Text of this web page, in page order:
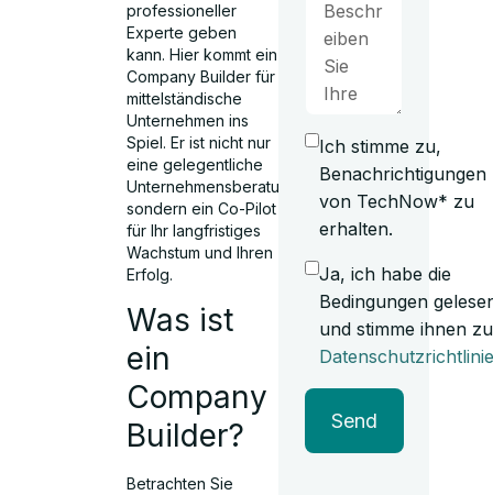
professioneller
Experte geben
kann. Hier kommt ein
Company Builder für
mittelständische
Unternehmen ins
Spiel. Er ist nicht nur
eine gelegentliche
Unternehmensberatung,
sondern ein Co-Pilot
für Ihr langfristiges
Wachstum und Ihren
Erfolg.
Was ist
ein
Company
Builder?
Betrachten Sie
Ich stimme zu,
Benachrichtigungen
von TechNow* zu
erhalten.
Ja, ich habe die
Bedingungen
und stimme ihnen
Datenschutzrichtlinie
Send